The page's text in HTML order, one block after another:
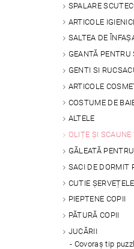
SPALARE
ARTICOLE
SALTEA DE
GEANTĂ PENTRU
GENTI SI
ARTICOLE
COSTUME DE
ALTELE
OLIȚE ȘI SCAUNE
GĂLEATĂ
SACI DE DORMIT
CUTIE
PIEPTENE COPII
PĂTURĂ COPII
JUCĂRII
Covoraș tip